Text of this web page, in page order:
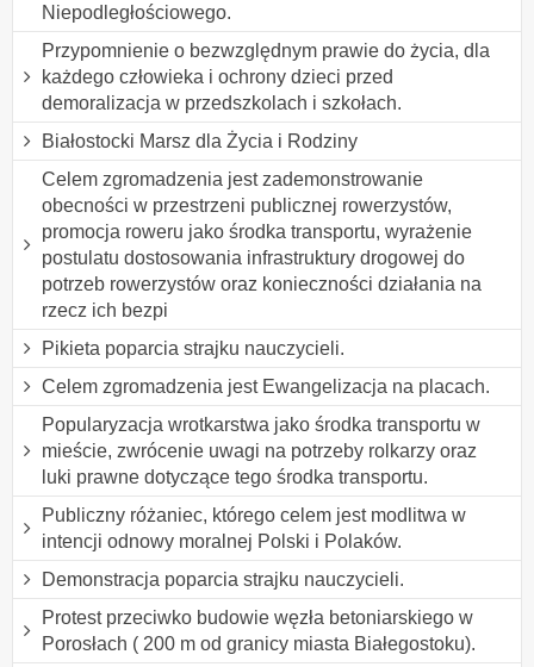
Niepodległościowego.
Przypomnienie o bezwzględnym prawie do życia, dla
każdego człowieka i ochrony dzieci przed
demoralizacja w przedszkolach i szkołach.
Białostocki Marsz dla Życia i Rodziny
Celem zgromadzenia jest zademonstrowanie
obecności w przestrzeni publicznej rowerzystów,
promocja roweru jako środka transportu, wyrażenie
postulatu dostosowania infrastruktury drogowej do
potrzeb rowerzystów oraz konieczności działania na
rzecz ich bezpi
Pikieta poparcia strajku nauczycieli.
Celem zgromadzenia jest Ewangelizacja na placach.
Popularyzacja wrotkarstwa jako środka transportu w
mieście, zwrócenie uwagi na potrzeby rolkarzy oraz
luki prawne dotyczące tego środka transportu.
Publiczny różaniec, którego celem jest modlitwa w
intencji odnowy moralnej Polski i Polaków.
Demonstracja poparcia strajku nauczycieli.
Protest przeciwko budowie węzła betoniarskiego w
Porosłach ( 200 m od granicy miasta Białegostoku).